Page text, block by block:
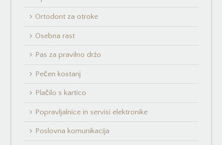
Ortodont za otroke
Osebna rast
Pas za pravilno držo
Pečen kostanj
Plačilo s kartico
Popravljalnice in servisi elektronike
Poslovna komunikacija